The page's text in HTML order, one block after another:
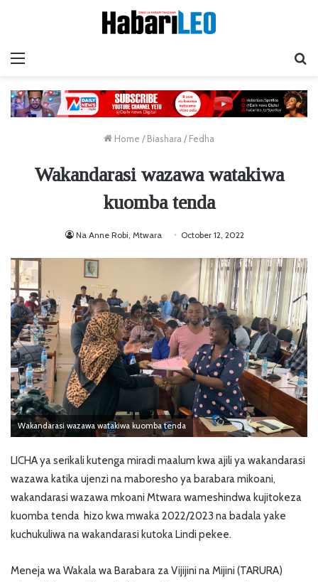
Home / Biashara/ Fedha
Wakandarasi wazawa watakiwa
kuomba tenda
Na Anne Robi, Mtwara October 12, 2022
Wakandarasi wazawa watakiwa kuomba tenda
LICHA ya serikali kutenga miradi maalum kwa ajili ya wakandarasi
wazawa katika ujenzi na maboresho ya barabara mikoani,
wakandarasi wazawa mkoani Mtwara wameshindwa kujitokeza
kuomba tenda hizo kwa mwaka 2022/2023 na badala yake
kuchukuliwa na wakandarasi kutoka Lindi pekee.
Meneja wa Wakala wa Barabara za Vijijini na Mijini (TARURA)